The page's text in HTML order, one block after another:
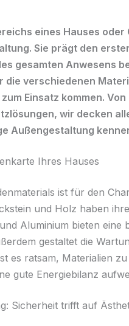
eines Hauses
Sie prägt den
gesamten Anwesens
die verschiedenen
Einsatz kommen.
wir decken
Außengestaltung
Ihres Hauses
ist für den
und Holz haben
Aluminium bieten eine
gestaltet die
es ratsam, Materialien
gute Energiebilanz
Sicherheit trifft auf